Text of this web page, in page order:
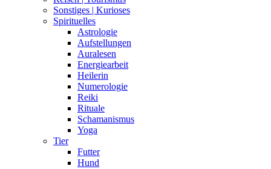
Sonstiges | Kurioses
Spirituelles
Astrologie
Aufstellungen
Auralesen
Energiearbeit
Heilerin
Numerologie
Reiki
Rituale
Schamanismus
Yoga
Tier
Futter
Hund